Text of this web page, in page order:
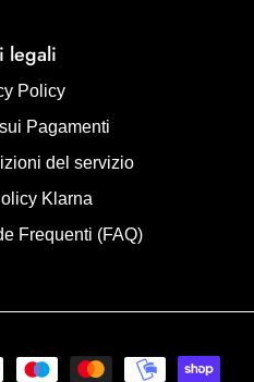
legali
Policy
Pagamenti
del servizio
Klarna
Frequenti (FAQ)